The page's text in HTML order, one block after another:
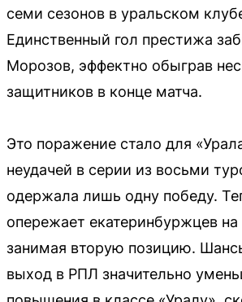
семи сезонов в уральском
Единственный гол престижа
Морозов, эффектно обыграв
защитников в конце матча.
Это поражение стало для
неудачей в серии из восьми
одержала лишь одну победу.
опережает екатеринбуржцев
занимая вторую позицию.
выход в РПЛ значительно